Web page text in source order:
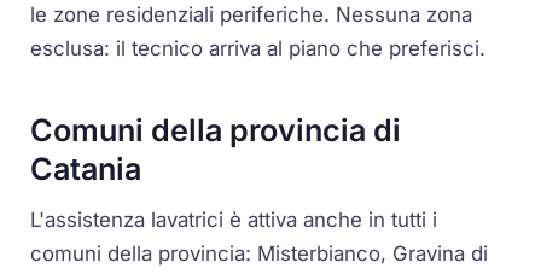
le zone residenziali periferiche. Nessuna zona
esclusa: il tecnico arriva al piano che preferisci.
Comuni della provincia di
Catania
L'assistenza lavatrici è attiva anche in tutti i
comuni della provincia: Misterbianco, Gravina di